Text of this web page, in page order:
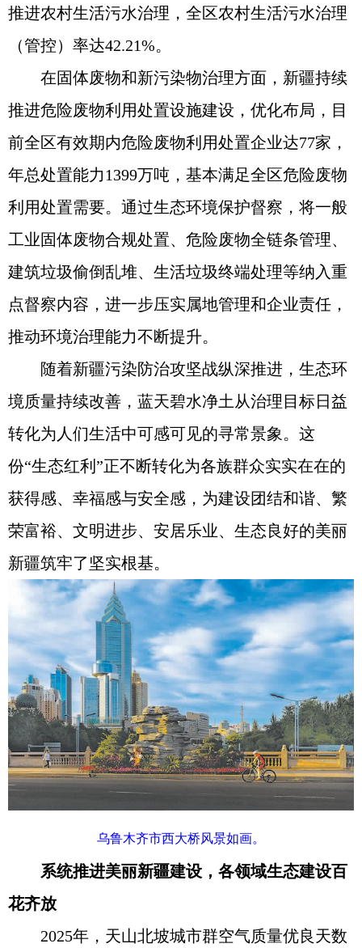
推进农村生活污水治理，全区农村生活污水治理
（管控）率达42.21%。
在固体废物和新污染物治理方面，新疆持续
推进危险废物利用处置设施建设，优化布局，目
前全区有效期内危险废物利用处置企业达77家，
年总处置能力1399万吨，基本满足全区危险废物
利用处置需要。通过生态环境保护督察，将一般
工业固体废物合规处置、危险废物全链条管理、
建筑垃圾偷倒乱堆、生活垃圾终端处理等纳入重
点督察内容，进一步压实属地管理和企业责任，
推动环境治理能力不断提升。
随着新疆污染防治攻坚战纵深推进，生态环
境质量持续改善，蓝天碧水净土从治理目标日益
转化为人们生活中可感可见的寻常景象。这
份“生态红利”正不断转化为各族群众实实在在的
获得感、幸福感与安全感，为建设团结和谐、繁
荣富裕、文明进步、安居乐业、生态良好的美丽
新疆筑牢了坚实根基。
乌鲁木齐市西大桥风景如画。
系统推进美丽新疆建设，各领域生态建设百
花齐放
2025年，天山北坡城市群空气质量优良天数